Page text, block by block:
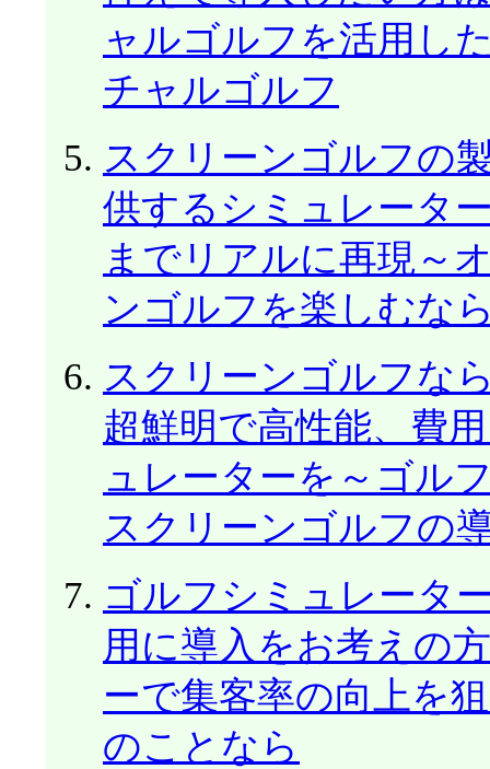
ャルゴルフを活用し
チャルゴルフ
スクリーンゴルフの
供するシミュレータ
までリアルに再現～
ンゴルフを楽しむな
スクリーンゴルフな
超鮮明で高性能、費
ュレーターを～ゴル
スクリーンゴルフの
ゴルフシミュレータ
用に導入をお考えの
ーで集客率の向上を
のことなら